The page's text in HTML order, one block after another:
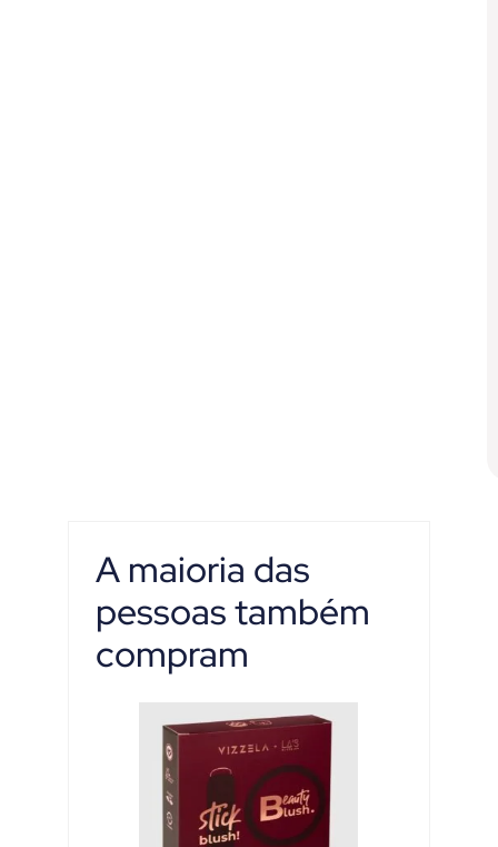
A maioria das
pessoas também
compram